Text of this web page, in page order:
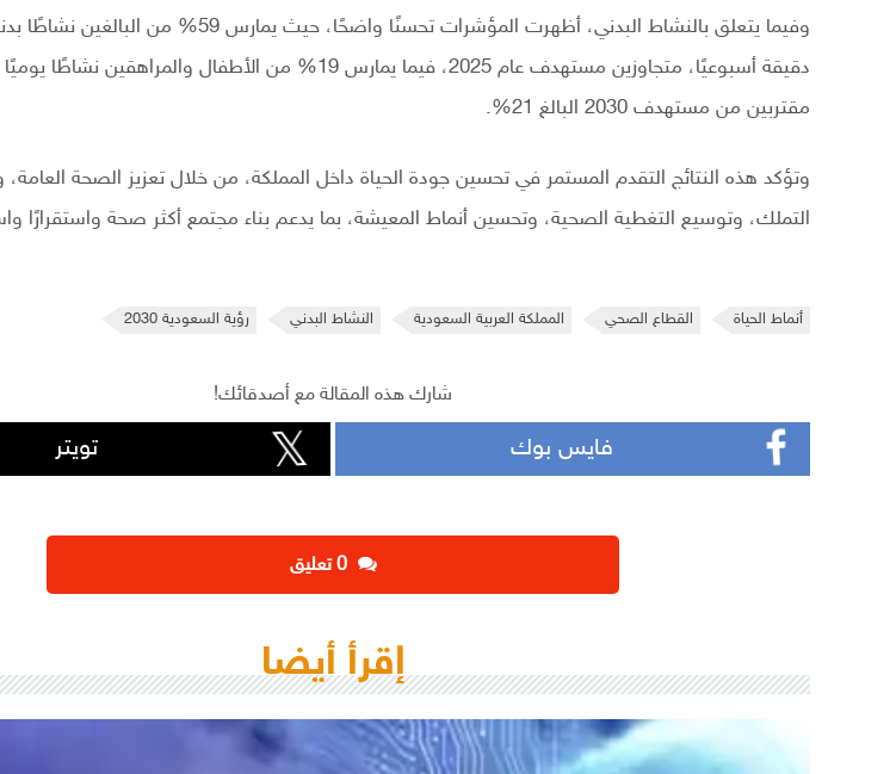
مقتربين من مستهدف 2030 البالغ 21%.
وتؤكد هذه النتائج التقدم المستمر في تحسين جودة الحياة داخل المملكة، من خلال تعزيز الصحة
التملك، وتوسيع التغطية الصحية، وتحسين أنماط المعيشة، بما يدعم بناء مجتمع أكثر صحة واستقرارًا
أنماط الحياة القطاع الصحي المملكة العربية السعودية النشاط البدني رؤية السعودية 2030
شارك هذه المقالة مع أصدقائك!
فايس بوك تويتر
‫0 تعليق
إقرأ أيضا